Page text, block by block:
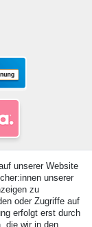
unserer Website
unserer
zu
oder Zugriffe auf
erfolgt erst durch
die wir in den